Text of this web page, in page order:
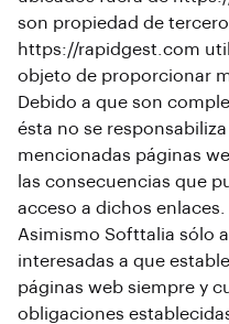
son propiedad de
https://rapidgest.com
objeto de proporcionar
Debido a que son
ésta no se
mencionadas páginas
las consecuencias que
acceso a dichos enlaces.
Asimismo Softtalia sólo
interesadas a que
páginas web siempre y
obligaciones